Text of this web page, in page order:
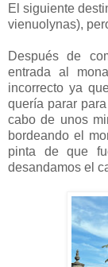
El siguiente
vienuolynas),
Después de
entrada al
incorrecto ya
quería parar
cabo de unos
bordeando el
pinta de que
desandamos el